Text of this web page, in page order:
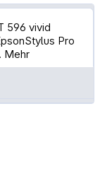
596 vivid
Pro
Mehr